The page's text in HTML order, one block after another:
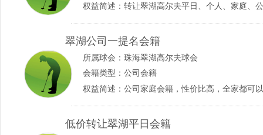
权益简述：转让翠湖高尔夫平日、个人、家庭、
翠湖公司一提名会籍
所属球会： 珠海翠湖高尔夫球会
会籍类型：公司会籍
权益简述：公司家庭会籍，性价比高，全家都可
低价转让翠湖平日会籍